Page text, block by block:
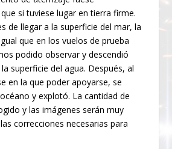
si tuviese lugar en tierra firme.
de llegar a la superficie del mar, la
que en los vuelos de prueba
podido observar y descendió
superficie del agua. Después, al
en la que poder apoyarse, se
y explotó. La cantidad de
y las imágenes serán muy
correcciones necesarias para